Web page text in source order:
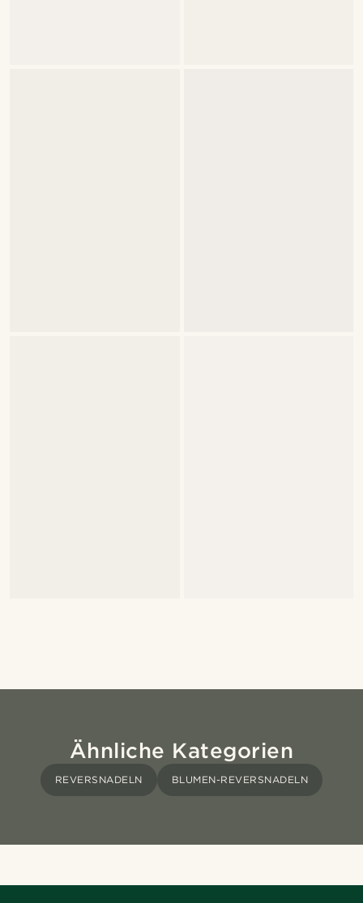
Ähnliche Kategorien
REVERSNADELN BLUMEN-REVERSNADELN